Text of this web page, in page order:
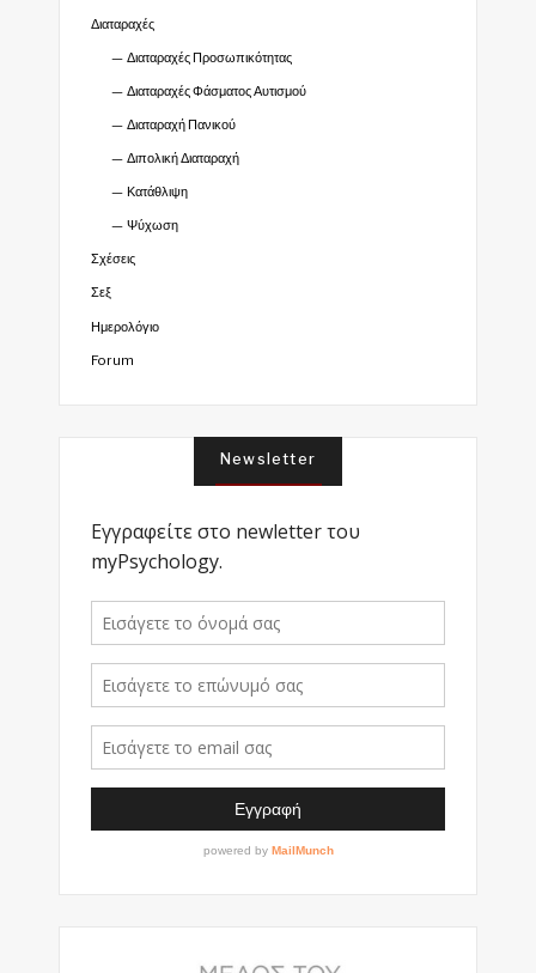
Διαταραχές
Διαταραχές Προσωπικότητας
Διαταραχές Φάσματος Αυτισμού
Διαταραχή Πανικού
Διπολική Διαταραχή
Κατάθλιψη
Ψύχωση
Σχέσεις
Σεξ
Ημερολόγιο
Forum
Newsletter